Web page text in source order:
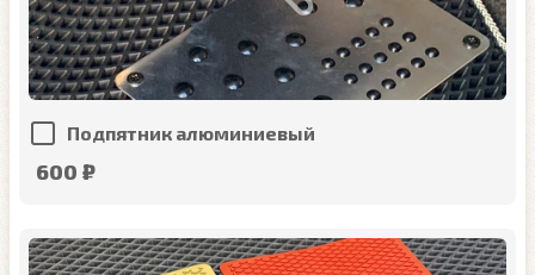
Подпятник алюминиевый
600 ₽